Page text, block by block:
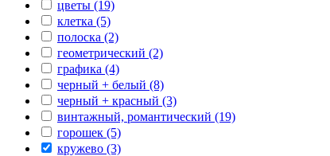
цветы (19)
клетка (5)
полоска (2)
геометрический (2)
графика (4)
черный + белый (8)
черный + красный (3)
винтажный, романтический (19)
горошек (5)
кружево (3)